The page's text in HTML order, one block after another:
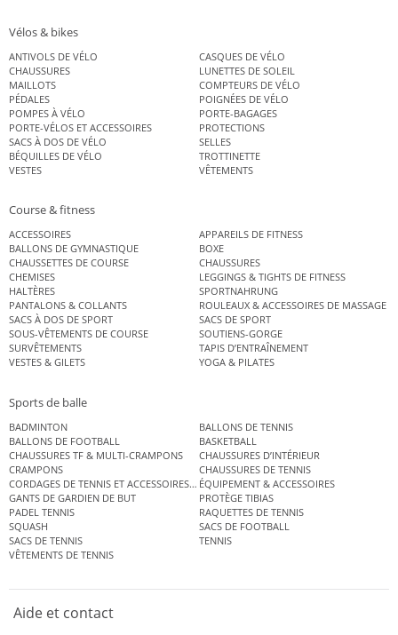
Vélos & bikes
ANTIVOLS DE VÉLO
CASQUES DE VÉLO
CHAUSSURES
LUNETTES DE SOLEIL
MAILLOTS
COMPTEURS DE VÉLO
PÉDALES
POIGNÉES DE VÉLO
POMPES À VÉLO
PORTE-BAGAGES
PORTE-VÉLOS ET ACCESSOIRES
PROTECTIONS
SACS À DOS DE VÉLO
SELLES
BÉQUILLES DE VÉLO
TROTTINETTE
VESTES
VÊTEMENTS
Course & fitness
ACCESSOIRES
APPAREILS DE FITNESS
BALLONS DE GYMNASTIQUE
BOXE
CHAUSSETTES DE COURSE
CHAUSSURES
CHEMISES
LEGGINGS & TIGHTS DE FITNESS
HALTÈRES
SPORTNAHRUNG
PANTALONS & COLLANTS
ROULEAUX & ACCESSOIRES DE MASSAGE
SACS À DOS DE SPORT
SACS DE SPORT
SOUS-VÊTEMENTS DE COURSE
SOUTIENS-GORGE
SURVÊTEMENTS
TAPIS D’ENTRAÎNEMENT
VESTES & GILETS
YOGA & PILATES
Sports de balle
BADMINTON
BALLONS DE TENNIS
BALLONS DE FOOTBALL
BASKETBALL
CHAUSSURES TF & MULTI-CRAMPONS
CHAUSSURES D’INTÉRIEUR
CRAMPONS
CHAUSSURES DE TENNIS
CORDAGES DE TENNIS ET ACCESSOIRES DE TENNISÉQUIPEMENT & ACCESSOIRES
GANTS DE GARDIEN DE BUT
PROTÈGE TIBIAS
PADEL TENNIS
RAQUETTES DE TENNIS
SQUASH
SACS DE FOOTBALL
SACS DE TENNIS
TENNIS
VÊTEMENTS DE TENNIS
Aide et contact